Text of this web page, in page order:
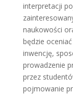
interpretacji
naukowości
będzie
inwencję,
prowadzenie
przez
pojmowanie